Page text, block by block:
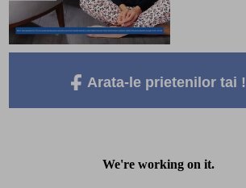
Arata-le prietenilor tai !